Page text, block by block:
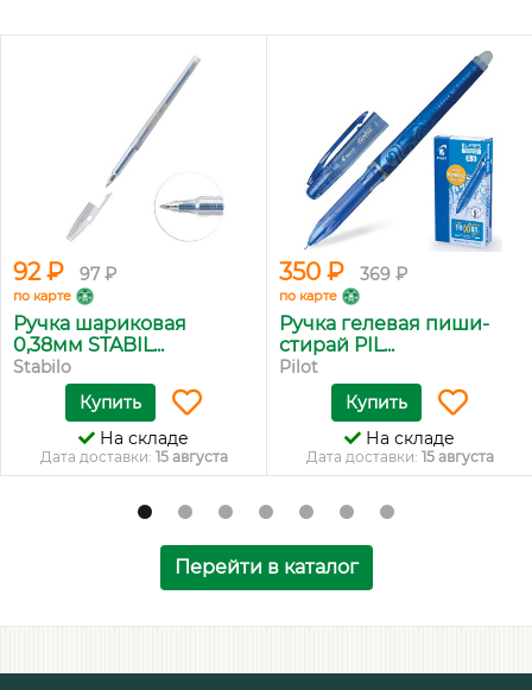
92 ₽ 97 ₽
по карте
Ручка шариковая
0,38мм STABIL...
Stabilo
Купить
На складе
Дата доставки: 15 августа
350 ₽ 369 ₽
по карте
Ручка гелевая пиши-
стирай PIL...
Pilot
Купить
На складе
Дата доставки: 15 августа
Перейти в каталог